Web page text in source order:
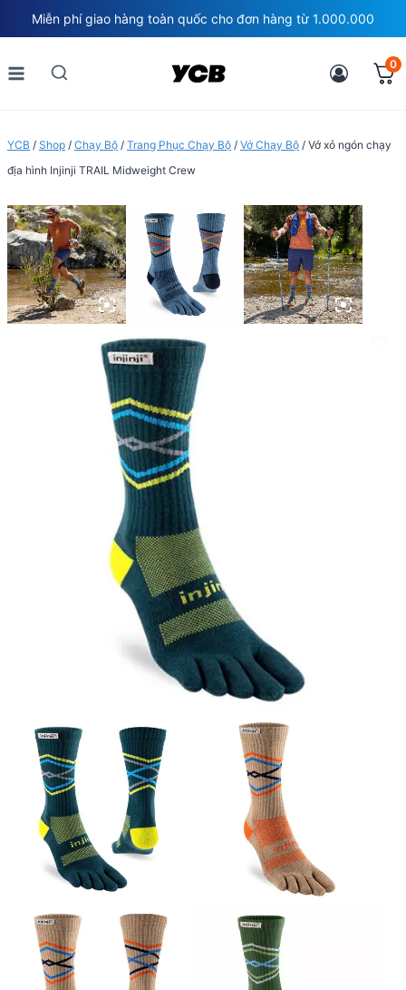
to
content
Miễn phí giao hàng toàn quốc cho đơn hàng từ 1.000.000
0
YCB / Shop / Chạy Bộ / Trang Phục Chạy Bộ / Vớ Chạy Bộ / Vớ xỏ ngón chạy
địa hình Injinji TRAIL Midweight Crew